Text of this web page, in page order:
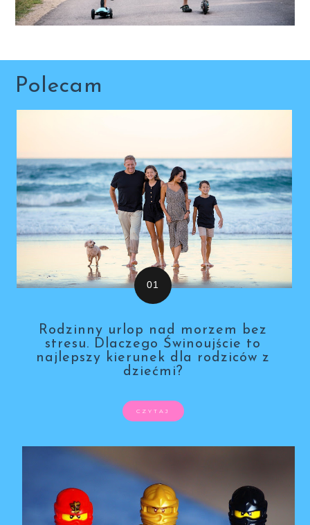
Polecam
Rodzinny urlop nad morzem bez
stresu. Dlaczego Świnoujście to
najlepszy kierunek dla rodziców z
dziećmi?
CZYTAJ